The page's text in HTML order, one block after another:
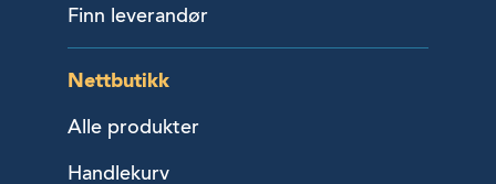
Finn leverandør
Nettbutikk
Alle produkter
Handlekurv